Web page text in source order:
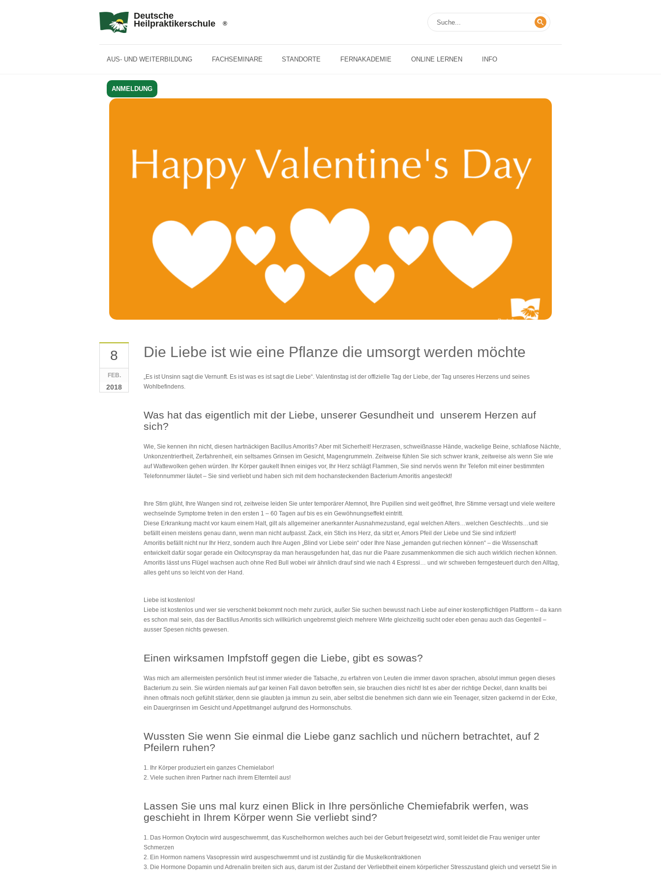
Deutsche
Heilpraktikerschule
AUS- UND WEITERBILDUNG FACHSEMINARE STANDORTE FERNAKADEMIE ONLINE LERNEN INFO
ANMELDUNG
8
FEB.
2018
Die Liebe ist wie eine Pflanze die umsorgt werden möchte
„Es ist Unsinn sagt die Vernunft. Es ist was es ist sagt die Liebe“. Valentinstag ist der offizielle Tag der Liebe, der Tag unseres Herzens und seines
Wohlbefindens.
Was hat das eigentlich mit der Liebe, unserer Gesundheit und unserem Herzen auf
sich?
Wie, Sie kennen ihn nicht, diesen hartnäckigen Bacillus Amoritis? Aber mit Sicherheit! Herzrasen, schweißnasse Hände, wackelige Beine, schlaflose Nächte,
Unkonzentriertheit, Zerfahrenheit, ein seltsames Grinsen im Gesicht, Magengrummeln. Zeitweise fühlen Sie sich schwer krank, zeitweise als wenn Sie wie
auf Wattewolken gehen würden. Ihr Körper gaukelt Ihnen einiges vor, Ihr Herz schlägt Flammen, Sie sind nervös wenn Ihr Telefon mit einer bestimmten
Telefonnummer läutet – Sie sind verliebt und haben sich mit dem hochansteckenden Bacterium Amoritis angesteckt!
Ihre Stirn glüht, Ihre Wangen sind rot, zeitweise leiden Sie unter temporärer Atemnot, Ihre Pupillen sind weit geöffnet, Ihre Stimme versagt und viele weitere
wechselnde Symptome treten in den ersten 1 – 60 Tagen auf bis es ein Gewöhnungseffekt eintritt.
Diese Erkrankung macht vor kaum einem Halt, gilt als allgemeiner anerkannter Ausnahmezustand, egal welchen Alters…welchen Geschlechts…und sie
befällt einen meistens genau dann, wenn man nicht aufpasst. Zack, ein Stich ins Herz, da sitzt er, Amors Pfeil der Liebe und Sie sind infiziert!
Amoritis befällt nicht nur Ihr Herz, sondern auch Ihre Augen „Blind vor Liebe sein“ oder Ihre Nase „jemanden gut riechen können“ – die Wissenschaft
entwickelt dafür sogar gerade ein Oxitocynspray da man herausgefunden hat, das nur die Paare zusammenkommen die sich auch wirklich riechen können.
Amoritis lässt uns Flügel wachsen auch ohne Red Bull wobei wir ähnlich drauf sind wie nach 4 Espressi… und wir schweben ferngesteuert durch den Alltag,
alles geht uns so leicht von der Hand.
Liebe ist kostenlos!
Liebe ist kostenlos und wer sie verschenkt bekommt noch mehr zurück, außer Sie suchen bewusst nach Liebe auf einer kostenpflichtigen Plattform – da kann
es schon mal sein, das der Bactillus Amoritis sich willkürlich ungebremst gleich mehrere Wirte gleichzeitig sucht oder eben genau auch das Gegenteil –
ausser Spesen nichts gewesen.
Einen wirksamen Impfstoff gegen die Liebe, gibt es sowas?
Was mich am allermeisten persönlich freut ist immer wieder die Tatsache, zu erfahren von Leuten die immer davon sprachen, absolut immun gegen dieses
Bacterium zu sein. Sie würden niemals auf gar keinen Fall davon betroffen sein, sie brauchen dies nicht! Ist es aber der richtige Deckel, dann knallts bei
ihnen oftmals noch gefühlt stärker, denn sie glaubten ja immun zu sein, aber selbst die benehmen sich dann wie ein Teenager, sitzen gackernd in der Ecke,
ein Dauergrinsen im Gesicht und Appetitmangel aufgrund des Hormonschubs.
Wussten Sie wenn Sie einmal die Liebe ganz sachlich und nüchern betrachtet, auf 2
Pfeilern ruhen?
1. Ihr Körper produziert ein ganzes Chemielabor!
2. Viele suchen ihren Partner nach ihrem Elternteil aus!
Lassen Sie uns mal kurz einen Blick in Ihre persönliche Chemiefabrik werfen, was
geschieht in Ihrem Körper wenn Sie verliebt sind?
1. Das Hormon Oxytocin wird ausgeschwemmt, das Kuschelhormon welches auch bei der Geburt freigesetzt wird, somit leidet die Frau weniger unter
Schmerzen
2. Ein Hormon namens Vasopressin wird ausgeschwemmt und ist zuständig für die Muskelkontraktionen
3. Die Hormone Dopamin und Adrenalin breiten sich aus, darum ist der Zustand der Verliebtheit einem körperlicher Stresszustand gleich und versetzt Sie in